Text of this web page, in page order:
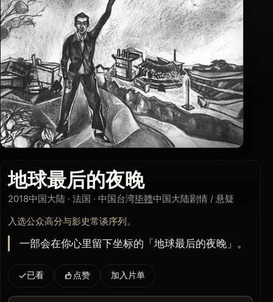
地球最后的夜晚
2018中国大陆 · 法国 · 中国台湾毕赣中国大陆剧情 / 悬疑
入选公众高分与影史常谈序列。
一部会在你心里留下坐标的「地球最后的夜晚」。
已看 点赞 加入片单